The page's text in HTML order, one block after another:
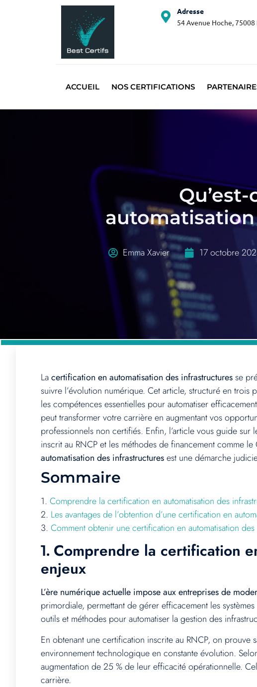
Adresse
54 Avenue Hoche, 75008
ACCUEIL NOS CERTIFICATIONS
Emma Xavier 17 octobre
Lacertification en automatisation des infrastructuresse
suivre l’évolution numérique. Cet article, structuré en
les compétences essentielles pour automatiser
peut transformer votre carrière en augmentant vos
professionnels non certifiés. Enfin, l’article vous guide
inscrit au RNCP et les méthodes de financement comme le
automatisation des infrastructuresest une démarche
Sommaire
1. Comprendre la certification en automatisation des
2. Les avantages de l’obtention d’une certification en
3. Comment obtenir une certification en automatisation
1. Comprendre la certification
enjeux
L’ère numérique actuelle impose aux entreprises de
primordiale, permettant de gérer efficacement les
outils et méthodes pour automatiser la gestion des
En obtenant une certification inscrite au RNCP, on prouve
environnement technologique en constante évolution.
augmentation de 25 % de leur efficacité opérationnelle.
carrière.